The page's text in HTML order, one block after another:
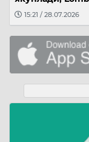
15:21 / 28.07.2026